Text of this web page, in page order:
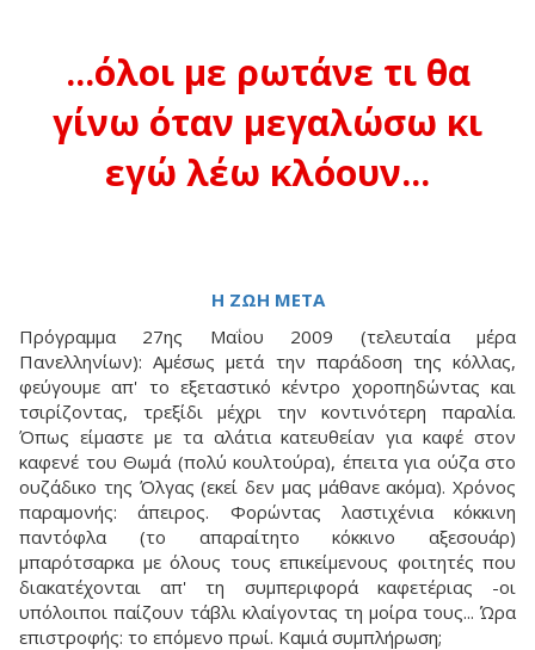
...όλοι με ρωτάνε τι θα
γίνω όταν μεγαλώσω κι
εγώ λέω κλόουν...
Η ΖΩΗ ΜΕΤΑ
Πρόγραμμα 27ης Μαΐου 2009 (τελευταία μέρα
Πανελληνίων): Αμέσως μετά την παράδοση της κόλλας,
φεύγουμε απ' το εξεταστικό κέντρο χοροπηδώντας και
τσιρίζοντας, τρεξίδι μέχρι την κοντινότερη παραλία.
Όπως είμαστε με τα αλάτια κατευθείαν για καφέ στον
καφενέ του Θωμά (πολύ κουλτούρα), έπειτα για ούζα στο
ουζάδικο της Όλγας (εκεί δεν μας μάθανε ακόμα). Χρόνος
παραμονής: άπειρος. Φορώντας λαστιχένια κόκκινη
παντόφλα (το απαραίτητο κόκκινο αξεσουάρ)
μπαρότσαρκα με όλους τους επικείμενους φοιτητές που
διακατέχονται απ' τη συμπεριφορά καφετέριας -οι
υπόλοιποι παίζουν τάβλι κλαίγοντας τη μοίρα τους... Ώρα
επιστροφής: το επόμενο πρωί. Καμιά συμπλήρωση;